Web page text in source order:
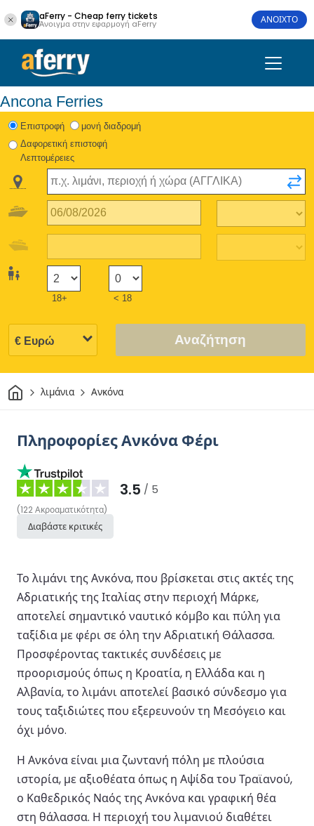
aFerry - Cheap ferry tickets
Άνοιγμα στην εφαρμογή aFerry ΑΝΟΙΧΤΟ
Ancona Ferries
Eπιστροφή
μονή διαδρομή
Δαφορετική επιστοφή
Λεπτομέρειες
18+ < 18
Αναζήτηση
Σπίτιλιμάνια Ανκόνα
Πληροφορίες Ανκόνα Φέρι
3.5 / 5
(122Ακροαματικότητα)
Διαβάστε κριτικές
Το λιμάνι της Ανκόνα, που βρίσκεται στις ακτές της
Αδριατικής της Ιταλίας στην περιοχή Μάρκε,
αποτελεί σημαντικό ναυτικό κόμβο και πύλη για
ταξίδια με φέρι σε όλη την Αδριατική Θάλασσα.
Προσφέροντας τακτικές συνδέσεις με
προορισμούς όπως η Κροατία, η Ελλάδα και η
Αλβανία, το λιμάνι αποτελεί βασικό σύνδεσμο για
τους ταξιδιώτες που εξερευνούν τη Μεσόγειο και
όχι μόνο.
Η Ανκόνα είναι μια ζωντανή πόλη με πλούσια
ιστορία, με αξιοθέατα όπως η Αψίδα του Τραϊανού,
ο Καθεδρικός Ναός της Ανκόνα και γραφική θέα
στη θάλασσα. Η περιοχή του λιμανιού διαθέτει